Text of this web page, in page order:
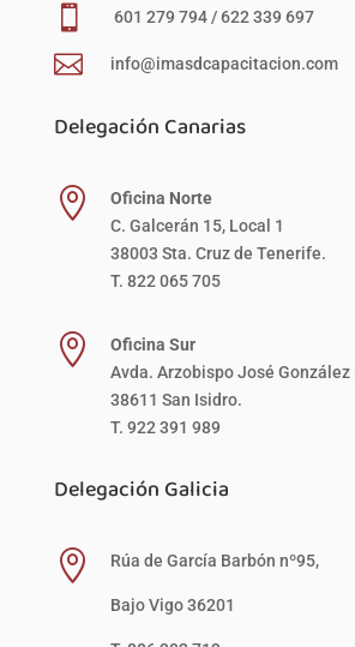
 601 279 794 / 622 339 697
 info@imasdcapacitacion.com
Delegación Canarias

Oficina Norte
C. Galcerán 15, Local 1
38003 Sta. Cruz de Tenerife.
T. 822 065 705

Oficina Sur
Avda. Arzobispo José González
38611 San Isidro.
T. 922 391 989
Delegación Galicia
 Rúa de García Barbón nº95,
Bajo Vigo 36201